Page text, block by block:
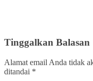
Tinggalkan Balasan
Alamat email Anda tidak
ditandai *